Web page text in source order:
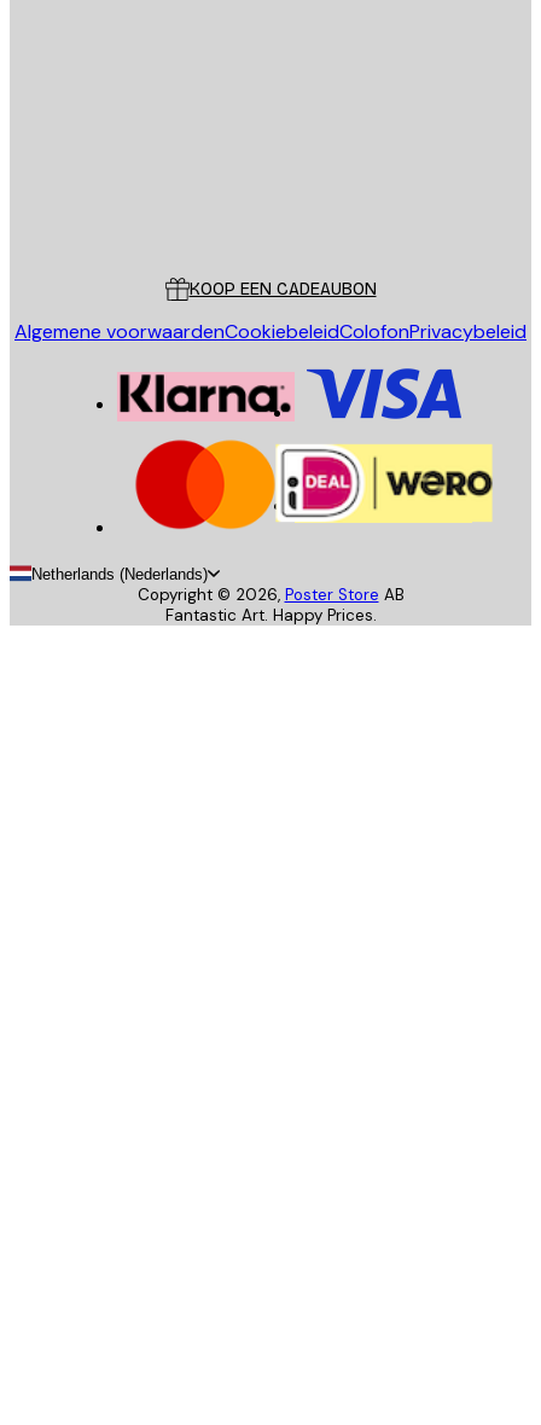
KOOP EEN CADEAUBON
Algemene voorwaardenCookiebeleidColofonPrivacybeleid
Netherlands (Nederlands)
Copyright © 2026, Poster Store AB
Fantastic Art. Happy Prices.